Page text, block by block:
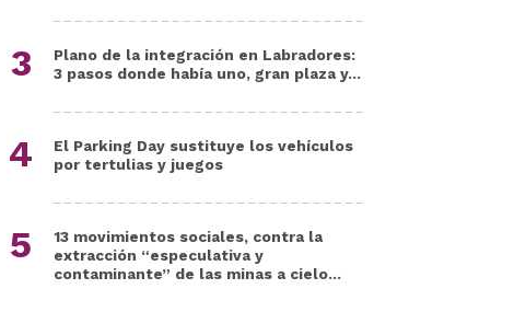
Plano de la integración en Labradores:
3 pasos donde había uno, gran plaza y...
El Parking Day sustituye los vehículos
por tertulias y juegos
13 movimientos sociales, contra la
extracción “especulativa y
contaminante” de las minas a cielo...